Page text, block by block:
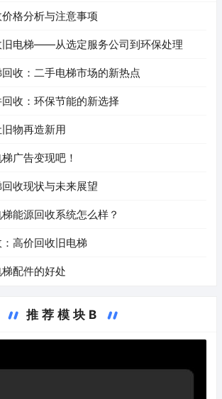
格分析与注意事项
旧电梯——从选定服务公司到环保处理
收：二手电梯市场的新热点
收：环保节能的新选择
物再造新用
广告变现吧！
收现状与未来展望
能源回收系统怎么样？
高价回收旧电梯
配件的好处
推荐模块B